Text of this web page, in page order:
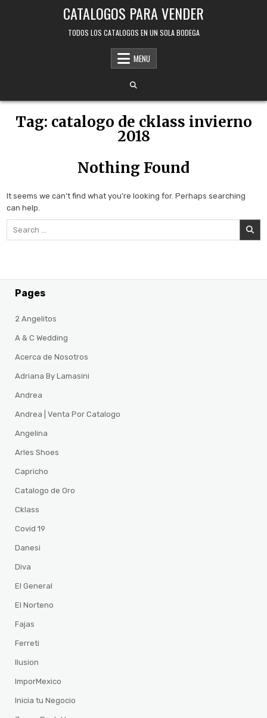
CATALOGOS PARA VENDER
TODOS LOS CATALOGOS EN UN SOLA BODEGA
MENU
Tag: catalogo de cklass invierno
2018
Nothing Found
It seems we can’t find what you’re looking for. Perhaps searching
can help.
Pages
2 Angelitos
A & C Wedding
Acerca de Nosotros
Adriana By Lamasini
Andrea
Andrea | Venta Por Catalogo
Angelina
Arles Shoes
Capricho
Catalogo de Oro
Cklass
Covid 19
Danesi
Diva
El General
El Norteno
Fajas
Ferreti
Ilusion
ImporMexico
Inicia tu Negocio